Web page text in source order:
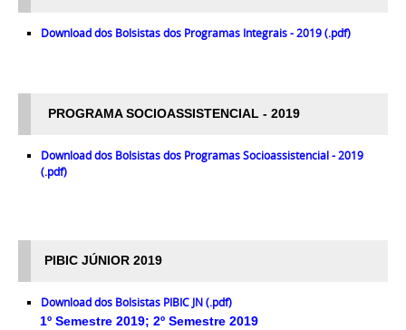
Download dos Bolsistas dos Programas Integrais - 2019 (.pdf)
PROGRAMA SOCIOASSISTENCIAL - 2019
Downloaddos Bolsistas dos ProgramasSocioassistencial - 2019
(.pdf)
PIBIC JÚNIOR 2019
Download dos Bolsistas PIBIC JN (.pdf)
1º Semestre 2019; 2º Semestre 2019